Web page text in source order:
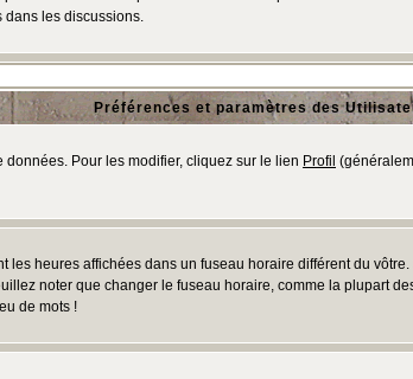
dans les discussions.
Préférences et paramètres des
Pour les modifier, cliquez sur le lien Profil
heures affichées dans un fuseau horaire différent du
noter que changer le fuseau horaire, comme la plupart
de mots !